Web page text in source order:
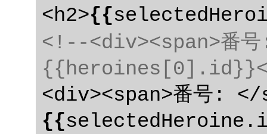
<h2>{{
<!--<div><span>番
<div><span>番号: </
{{